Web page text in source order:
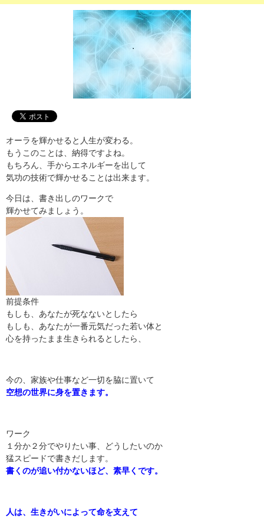
オーラを輝かせると人生が変わる。
もうこのことは、納得ですよね。
もちろん、手からエネルギーを出して
気功の技術で輝かせることは出来ます。
今日は、書き出しのワークで
輝かせてみましょう。
前提条件
もしも、あなたが死なないとしたら
もしも、あなたが一番元気だった若い体と
心を持ったまま生きられるとしたら、
今の、家族や仕事など一切を脇に置いて
空想の世界に身を置きます。
ワーク
１分か２分でやりたい事、どうしたいのか
猛スピードで書きだします。
書くのが追い付かないほど、素早くです。
人は、生きがいによって命を支えて